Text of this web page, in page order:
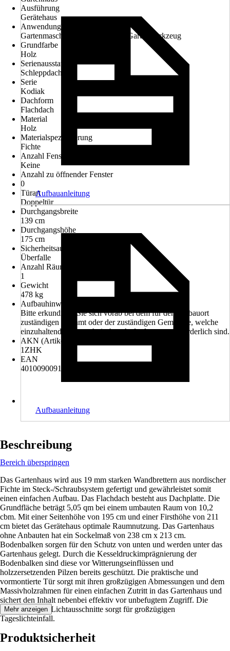
Ausführung
Gerätehaus
Anwendungsbereich
Gartenmaschinen, Gartenmöbel, Gartenwerkzeug
Grundfarbe
Holz
Serienausstattung
Schleppdach
Serie
Kodiak
Dachform
Flachdach
Material
Holz
Materialspezifizierung
Fichte
Anzahl Fenster
Keine
Anzahl zu öffnender Fenster
0
Türart
Doppeltür
Durchgangsbreite
139 cm
Durchgangshöhe
175 cm
Sicherheitsausstattung
Überfalle
Anzahl Räume
1
Gewicht
478 kg
Aufbauhinweis
Bitte erkundigen Sie sich vorab bei dem für den Einbauort
zuständigen Bauamt oder der zuständigen Gemeinde, welche
einzuhaltenden bautechnischen Anforderungen erforderlich sind.
AKN (Artikelkurznummer)
1ZHK
EAN
4010090091730, 4010090128566
Aufbauanleitung
Aufbauanleitung
Beschreibung
Bereich überspringen
Das Gartenhaus wird aus 19 mm starken Wandbrettern aus nordischer
Fichte im Steck-/Schraubsystem gefertigt und gewährleistet somit
einen einfachen Aufbau. Das Flachdach besteht aus Dachplatte. Die
Grundfläche beträgt 5,05 qm bei einem umbauten Raum von 10,2
cbm. Mit einer Seitenhöhe von 195 cm und einer Firsthöhe von 211
cm bietet das Gerätehaus optimale Raumnutzung. Das Gartenhaus
ohne Anbauten hat ein Sockelmaß von 238 cm x 213 cm.
Bodenbalken sorgen für den Schutz von unten und werden unter das
Gartenhaus gelegt. Durch die Kesseldruckimprägnierung der
Bodenbalken sind diese vor Witterungseinflüssen und
holzzersetzenden Pilzen bereits geschützt. Die praktische und
vormontierte Tür sorgt mit ihren großzügigen Abmessungen und dem
Massivholzrahmen für einen einfachen Zutritt in das Gartenhaus und
sichert den Inhalt nebenbei effektiv vor unbefugtem Zugriff. Die
Verglasung der Lichtausschnitte sorgt für großzügigen
Tageslichteinfall.
Mehr anzeigen
Produktsicherheit